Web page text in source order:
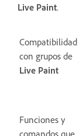
Live Paint.
Compatibilidad
con grupos de
Live Paint
Funciones y
comandos que